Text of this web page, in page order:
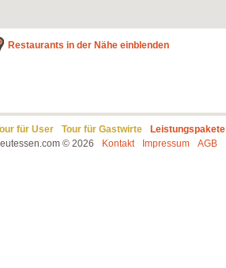
Restaurants in der Nähe einblenden
für User Tour für Gastwirte Leistungspakete
© 2026
Kontakt Impressum AGB